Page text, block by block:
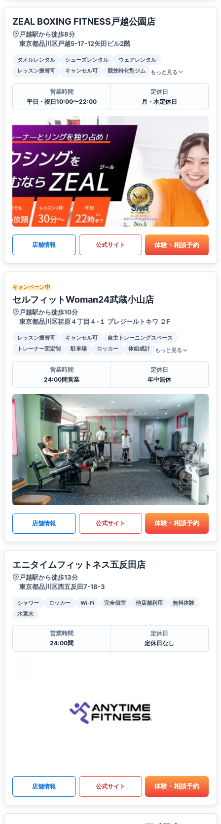
ZEAL BOXING FITNESS戸越公園店
戸越駅から徒歩8分
東京都品川区戸越5-17-12矢田ビル2階
タオルレンタル シューズレンタル
ウェアレンタル
レッスン振替可
キャンセル可 競技特化型ジム もっと見る
営業時間
平日・祝日10:00〜22:00
定休日
月・木定休日
店舗情報 公式サイト 体験・相談予約
キャンペーン中
セルフィットWoman24武蔵小山店
戸越駅から徒歩10分
東京都品川区荏原４丁目４-１ プレジールトキワ ２F
レッスン振替可 キャンセル可
自主トレーニングスペース
トレーナー固定制
駐車場 ロッカー 体組成計 もっと見る
営業時間
24:00間営業
定休日
年中無休
店舗情報 公式サイト 体験・相談予約
エニタイムフィットネス五反田店
戸越駅から徒歩13分
東京都品川区西五反田7-18-3
シャワー ロッカー Wi-Fi 完全個室 他店舗利用
無料体験
水素水
営業時間
24:00間
定休日
定休日なし
店舗情報 公式サイト 体験・相談予約